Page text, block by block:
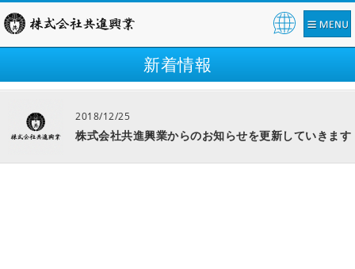
新着情報
2018/12/25
株式会社共進興業からのお知らせを更新していきます